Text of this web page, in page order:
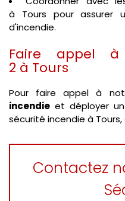
à Tours pour assurer
d'incendie.
Faire appel à
2 à Tours
Pour faire appel à
incendie et déployer
sécurité incendie à Tours,
Contactez